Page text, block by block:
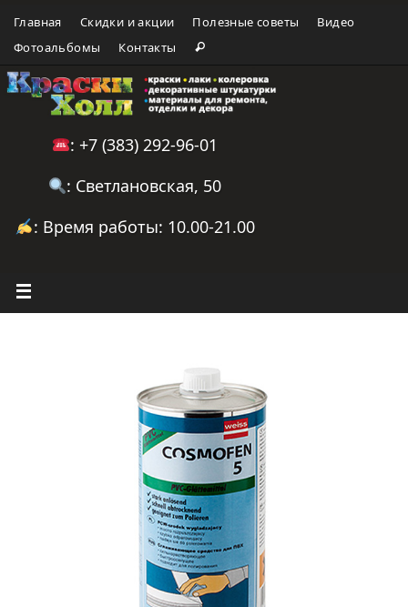
Главная Скидки и акции Полезные советы
Видео
Фотоальбомы
Контакты
: +7 (383) 292-96-01
: Светлановская, 50
: Время работы: 10.00-21.00